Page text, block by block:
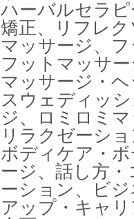
ハーバルセラ
矯正、リフレ
マッサージ、
フットマッサ
マッサージ・
スウェディッ
ジ、ロミロミ
リラクゼーシ
ボディケア・
ージ、話し方
ーション、ビ
アップ・キャ